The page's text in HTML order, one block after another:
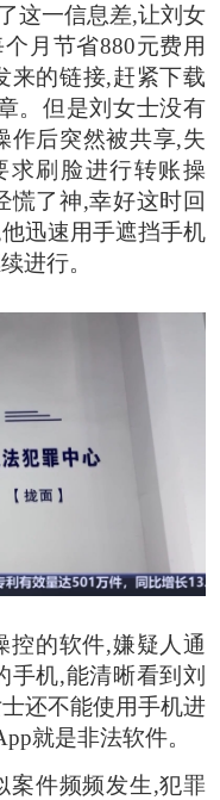
这一信息差,让刘女
月节省880元费用
来的链接,赶紧下载
。 但是刘女士没有
作后突然被共享,失
求刷脸进行转账操
慌了神,幸好这时回
迅速用手遮挡手机
进行。
控的软件,嫌疑人通
机,能清晰看到刘
还不能使用手机进
就是非法软件。
案件频频发生,犯罪